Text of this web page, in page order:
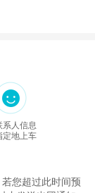
系人信息
定地上车
您超过此时间预